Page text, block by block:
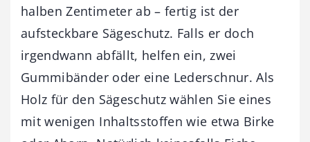
halben Zentimeter ab – fertig ist der
aufsteckbare Sägeschutz. Falls er doch
irgendwann abfällt, helfen ein, zwei
Gummibänder oder eine Lederschnur. Als
Holz für den Sägeschutz wählen Sie eines
mit wenigen Inhaltsstoffen wie etwa Birke